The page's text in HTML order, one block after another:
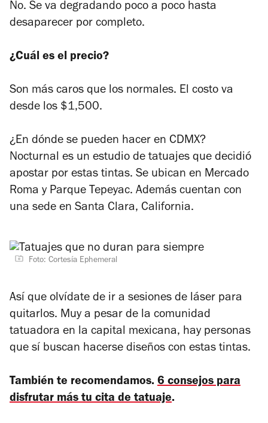
No. Se va degradando poco a poco hasta
desaparecer por completo.
¿Cuál es el precio?
Son más caros que los normales. El costo va
desde los $1,500.
¿En dónde se pueden hacer en CDMX?
Nocturnal es un estudio de tatuajes que decidió
apostar por estas tintas. Se ubican en Mercado
Roma y Parque Tepeyac. Además cuentan con
una sede en Santa Clara, California.
Foto: Cortesía Ephemeral
Así que olvídate de ir a sesiones de láser para
quitarlos. Muy a pesar de la comunidad
tatuadora en la capital mexicana, hay personas
que sí buscan hacerse diseños con estas tintas.
También te recomendamos. 6 consejos para
disfrutar más tu cita de tatuaje.